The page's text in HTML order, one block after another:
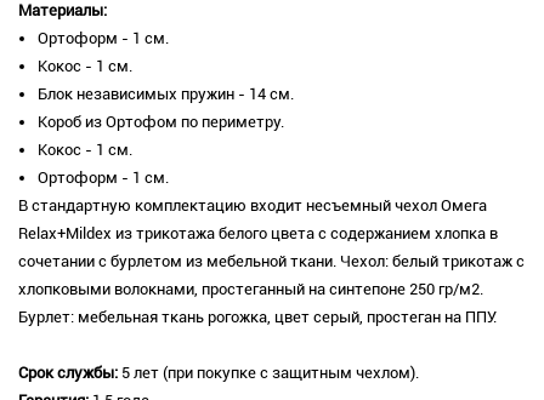
Материалы:
Ортоформ - 1 см.
Кокос - 1 см.
Блок независимых пружин - 14 см.
Короб из Ортофом по периметру.
Кокос - 1 см.
Ортоформ - 1 см.
В стандартную комплектацию входит несъемный чехол Омега
Relax+Mildex из трикотажа белого цвета с содержанием хлопка в
сочетании с бурлетом из мебельной ткани. Чехол: белый трикотаж с
хлопковыми волокнами, простеганный на синтепоне 250 гр/м2.
Бурлет: мебельная ткань рогожка, цвет серый, простеган на ППУ.
Срок службы: 5 лет (при покупке с защитным чехлом).